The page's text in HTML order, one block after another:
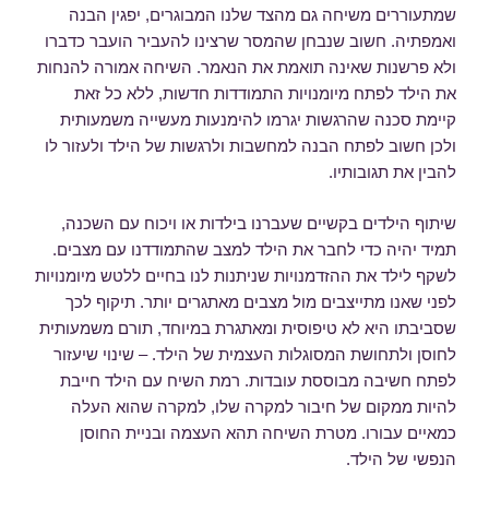
שמתעוררים משיחה גם מהצד שלנו המבוגרים, יפגין הבנה
ואמפתיה. חשוב שנבחן שהמסר שרצינו להעביר הועבר כדברו
ולא פרשנות שאינה תואמת את הנאמר. השיחה אמורה להנחות
את הילד לפתח מיומנויות התמודדות חדשות, ללא כל זאת
קיימת סכנה שהרגשות יגרמו להימנעות מעשייה משמעותית
ולכן חשוב לפתח הבנה למחשבות ולרגשות של הילד ולעזור לו
להבין את תגובותיו.
שיתוף הילדים בקשיים שעברנו בילדות או ויכוח עם השכנה,
תמיד יהיה כדי לחבר את הילד למצב שהתמודדנו עם מצבים.
לשקף לילד את ההזדמנויות שניתנות לנו בחיים ללטש מיומנויות
לפני שאנו מתייצבים מול מצבים מאתגרים יותר. תיקוף לכך
שסביבתו היא לא טיפוסית ומאתגרת במיוחד, תורם משמעותית
לחוסן ולתחושת המסוגלות העצמית של הילד. – שינוי שיעזור
לפתח חשיבה מבוססת עובדות. רמת השיח עם הילד חייבת
להיות ממקום של חיבור למקרה שלו, למקרה שהוא העלה
כמאיים עבורו. מטרת השיחה תהא העצמה ובניית החוסן
הנפשי של הילד.